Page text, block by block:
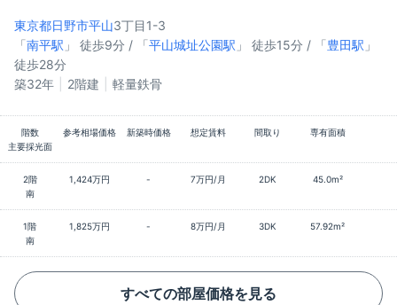
東京都日野市平山3丁目1-3
「南平駅 」 徒歩9分 / 「平山城址公園駅 」 徒歩15分 / 「豊田駅 」
徒歩28分
築32年
2階建 軽量鉄骨
階数 参考相場価格 新築時価格 想定賃料 間取り
専有面積
主要採光面
2階 1,424万円 - 7万円/月 2DK
45.0m²
南
1階 1,825万円 - 8万円/月 3DK
57.92m²
南
すべての部屋価格を見る